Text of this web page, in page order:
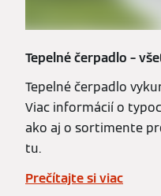
Tepelné čerpadlo –
Tepelné čerpadlo
Viac informácií o
ako aj o sortimente
tu.
Prečítajte si viac